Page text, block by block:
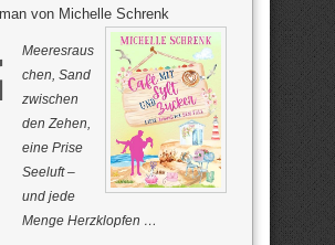
von Michelle Schrenk
Meeresraus
chen, Sand
zwischen
den Zehen,
eine Prise
Seeluft –
und jede
Menge Herzklopfen …